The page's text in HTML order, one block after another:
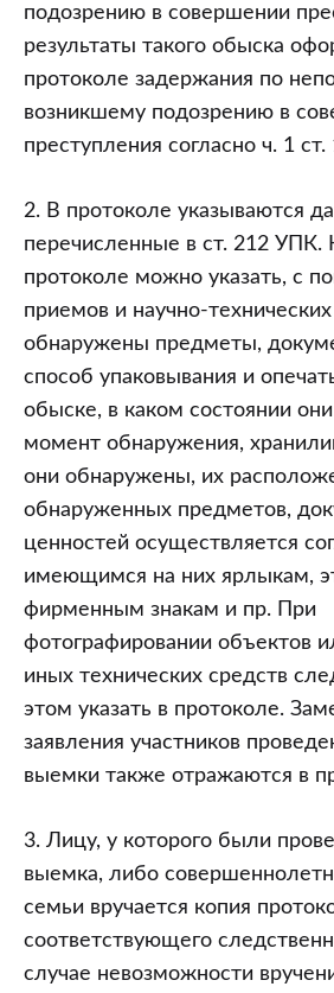
подозрению в совершении
результаты такого обыска
протоколе задержания по
возникшему подозрению в
преступления согласно ч. 1
2. В протоколе указываются
перечисленные в ст. 212 УПК.
протоколе можно указать, с
приемов и научно-
обнаружены предметы,
способ упаковывания и
обыске, в каком состоянии
момент обнаружения,
они обнаружены, их
обнаруженных предметов,
ценностей осуществляется
имеющимся на них ярлыкам,
фирменным знакам и пр. При
фотографировании объектов
иных технических средств
этом указать в протоколе.
заявления участников
выемки также отражаются в
3. Лицу, у которого были
выемка, либо
семьи вручается копия
соответствующего
случае невозможности